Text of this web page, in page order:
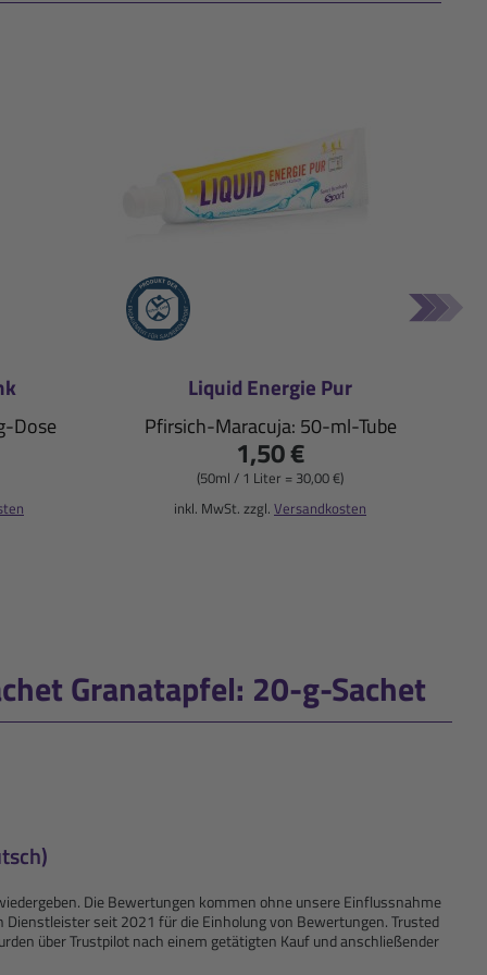
Dose
Liquid Energie Pur
Pfirsich-Maracuja: 50-ml-Tube
1,50 €
(50ml / 1 Liter = 30,00 €)
inkl. MwSt. zzgl. Versandkosten
Granatapfel: 20-g-Sachet
Die Bewertungen kommen ohne unsere Einflussnahme
seit 2021 für die Einholung von Bewertungen. Trusted
über Trustpilot nach einem getätigten Kauf und anschließender